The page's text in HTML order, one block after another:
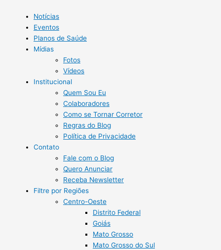
Notícias
Eventos
Planos de Saúde
Mídias
Fotos
Vídeos
Institucional
Quem Sou Eu
Colaboradores
Como se Tornar Corretor
Regras do Blog
Política de Privacidade
Contato
Fale com o Blog
Quero Anunciar
Receba Newsletter
Filtre por Regiões
Centro-Oeste
Distrito Federal
Goiás
Mato Grosso
Mato Grosso do Sul